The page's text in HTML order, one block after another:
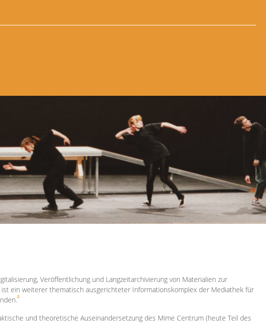
Veröffentlichung und Langzeitarchivierung von Materialien zur
ist ein weiterer thematisch ausgerichteter Informationskomplex der Mediathek für
2
und theoretische Auseinandersetzung des Mime Centrum (heute Teil des